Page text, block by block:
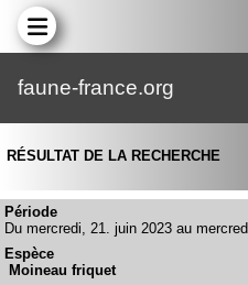
faune-france.org
RÉSULTAT DE LA RECHERCHE
Période
Du mercredi, 21. juin 2023 au
Espèce
Moineau friquet